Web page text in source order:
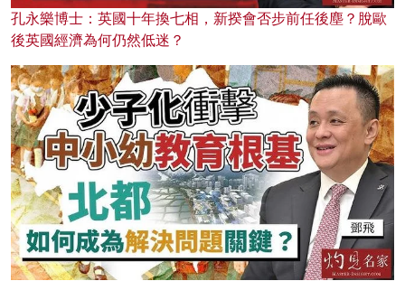
孔永樂博士：英國十年換七相，新揆會否步前任後塵？脫歐
後英國經濟為何仍然低迷？